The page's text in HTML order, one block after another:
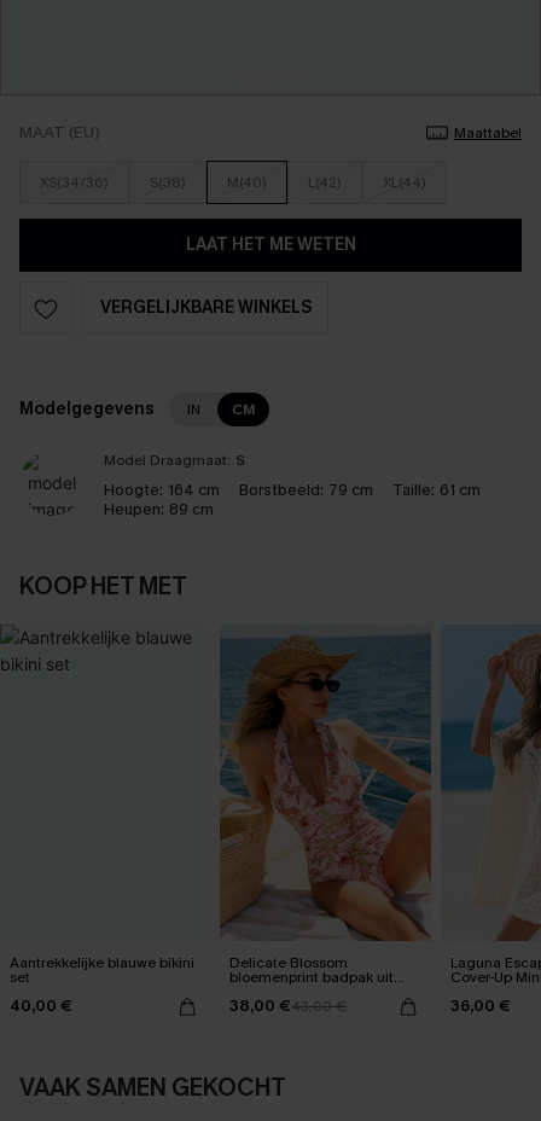
MAAT (EU) Maattabel
XS(34/36) S(38) M(40) L(42) XL(44)
LAAT HET ME WETEN
VERGELIJKBARE WINKELS
Modelgegevens IN CM
Model Draagmaat: S
Hoogte: 164 cm Borstbeeld: 79 cm Taille: 61 cm
Heupen: 89 cm
KOOP HET MET
Aantrekkelijke blauwe bikini
set
40,00 €
Delicate Blossom
bloemenprint badpak uit
38,00 €43,00 €
Laguna
Cover-Up
36,00 €
VAAK SAMEN GEKOCHT